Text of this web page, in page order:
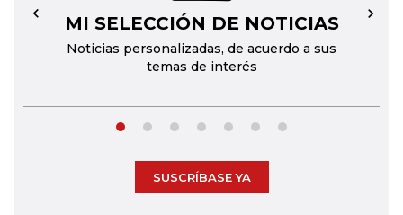
MI SELECCIÓN DE NOTICIAS
Noticias personalizadas, de acuerdo a sus
temas de interés
← →
SUSCRÍBASE YA